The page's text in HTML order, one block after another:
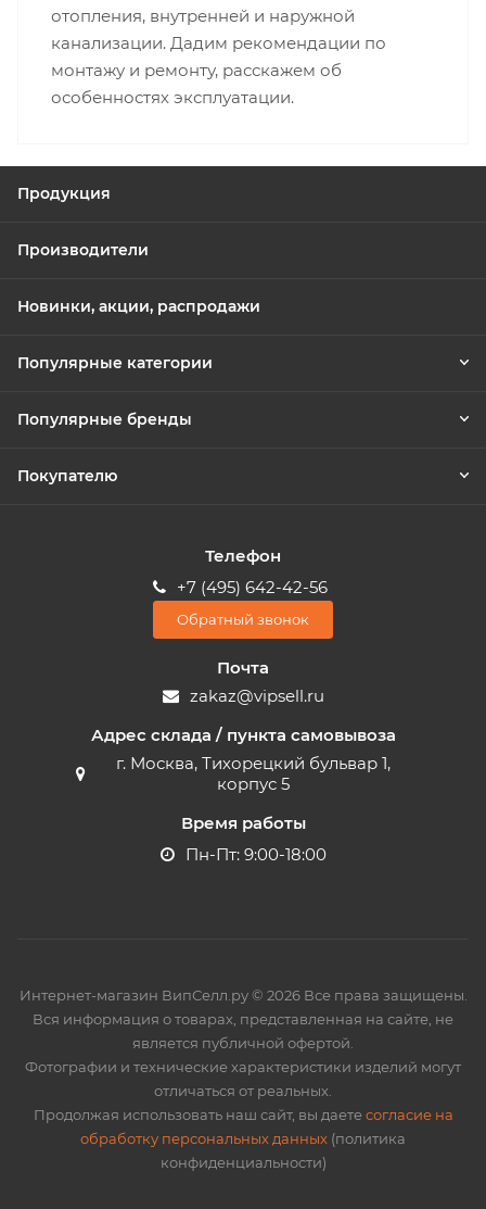
отопления, внутренней и наружной
канализации. Дадим рекомендации по
монтажу и ремонту, расскажем об
особенностях эксплуатации.
Продукция
Производители
Новинки, акции, распродажи
Популярные категории
Популярные бренды
Покупателю
Телефон
+7 (495) 642-42-56
Обратный звонок
Почта
zakaz@vipsell.ru
Адрес склада / пункта самовывоза
г. Москва, Тихорецкий бульвар 1,
корпус 5
Время работы
Пн-Пт: 9:00-18:00
Интернет-магазин ВипСелл.ру © 2026 Все права защищены.
Вся информация о товарах, представленная на сайте, не
является публичной офертой.
Фотографии и технические характеристики изделий могут
отличаться от реальных.
Продолжая использовать наш сайт, вы даетесогласие на
обработку персональных данных (политика
конфиденциальности)